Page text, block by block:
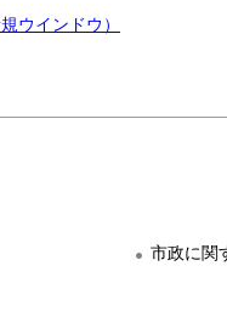
ウインドウ）
市政に関